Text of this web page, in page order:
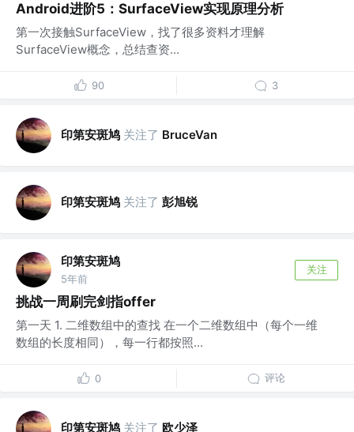
Android进阶5：SurfaceView实现原理分析
第一次接触SurfaceView，找了很多资料才理解
SurfaceView概念，总结查资...
90 3
印第安斑鸠 关注了 BruceVan
印第安斑鸠 关注了 彭旭锐
印第安斑鸠
5年前
关注
挑战一周刷完剑指offer
第一天 1. 二维数组中的查找 在一个二维数组中（每个一维
数组的长度相同），每一行都按照...
0 评论
印第安斑鸠 关注了 欧少泽